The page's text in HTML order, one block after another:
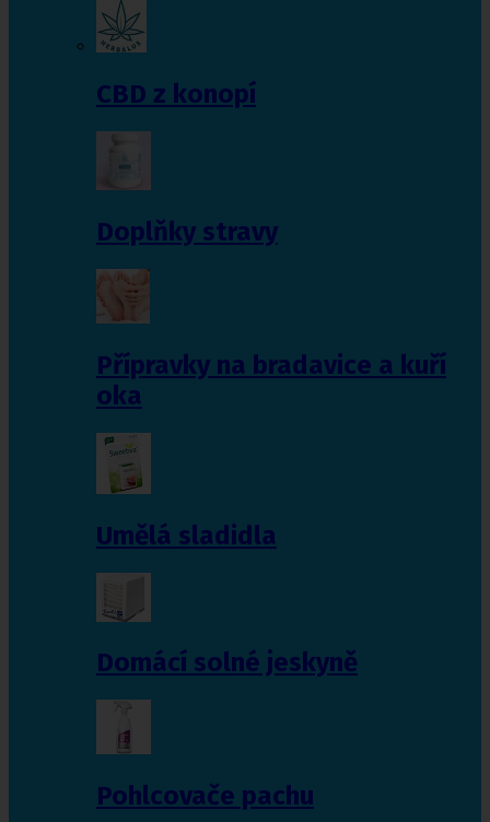
CBD z konopí
Doplňky stravy
Přípravky na bradavice a kuří
oka
Umělá sladidla
Domácí solné jeskyně
Pohlcovače pachu